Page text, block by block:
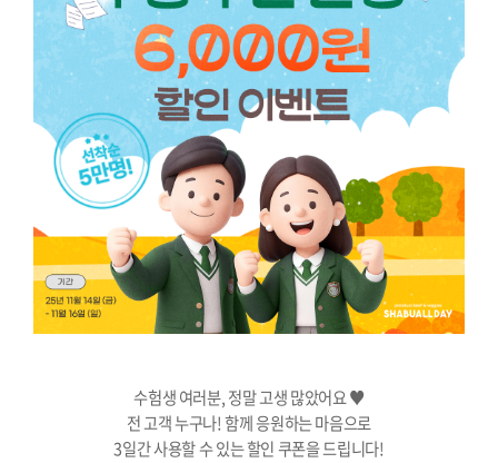
수험생 여러분, 정말 고생 많았어요 ♥
전 고객 누구나! 함께 응원하는 마음으로
3일간 사용할 수 있는 할인 쿠폰을 드립니다!